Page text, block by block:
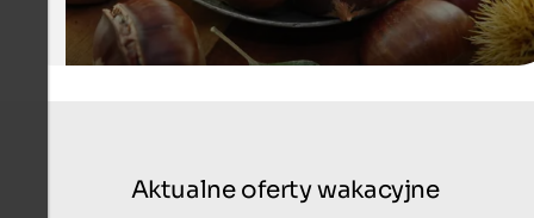
Aktualne oferty wakacyjne